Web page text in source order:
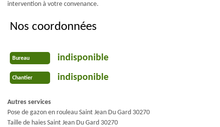
intervention à votre convenance.
Nos coordonnées
Bureau indisponible
Chantier indisponible
Autres services
Pose de gazon en rouleau Saint Jean Du Gard 30270
Taille de haies Saint Jean Du Gard 30270